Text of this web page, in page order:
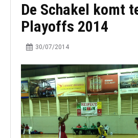
De Schakel komt
Playoffs 2014
30/07/2014